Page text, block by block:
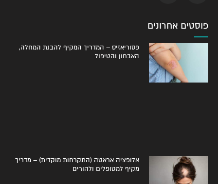
פוסטים אחרונים
פסוריאזיס – המדריך המקיף להבנת המחלה,
האבחון והטיפול
אלופציה אראטה (התקרחות מוקדית) – מדריך
מקיף למטופלים ולהורים